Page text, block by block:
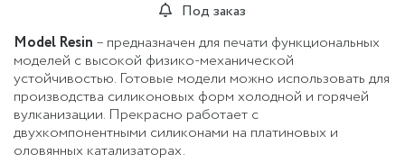
Под заказ
Model Resin – предназначен для печати функциональных
моделей с высокой физико-механической
устойчивостью. Готовые модели можно использовать для
производства силиконовых форм холодной и горячей
вулканизации. Прекрасно работает с
двухкомпонентными силиконами на платиновых и
оловянных катализаторах.